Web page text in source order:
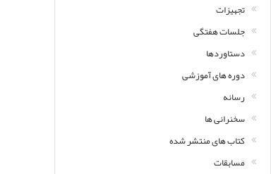
تجهیزات
جلسات هفتگی
دستاوردها
دوره های آموزشی
رسانه
سخنرانی ها
کتاب های منتشر شده
مسابقات